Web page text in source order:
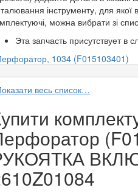
інструменту, для якої
можна вибрати зі
Эта запчасть присутствует в
1034 (F015103401)
весь список…